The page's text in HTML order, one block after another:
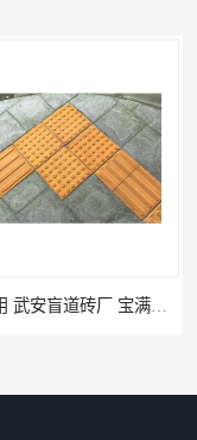
坚固耐用 武安盲道砖厂 宝满建材